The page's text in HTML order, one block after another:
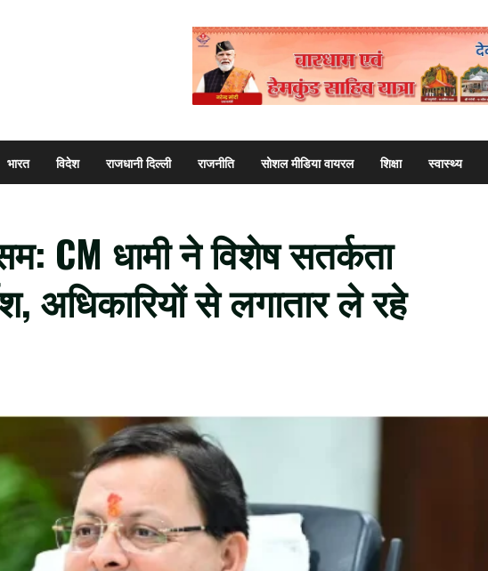
भारत विदेश राजधानी दिल्ली राजनीति सोशल मीडिया वायरल शिक्षा स्वास्थ्य
CM धामी ने विशेष सतर्कता
अधिकारियों से लगातार ले रहे